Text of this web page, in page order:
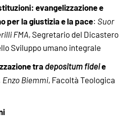
evangelizzazione e
per la giustizia e la pace: Suor
FMA, Segretario del Dicastero
Sviluppo umano integrale
tradepositum fideie
Enzo Biemmi, Facoltà Teologica